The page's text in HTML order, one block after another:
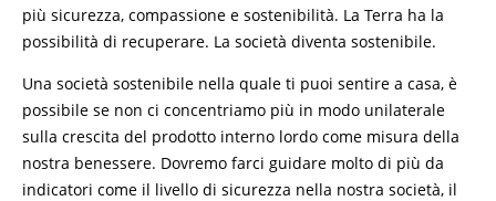
più sicurezza, compassione e sostenibilità. La Terra ha la
possibilità di recuperare. La società diventa sostenibile.
Una società sostenibile nella quale ti puoi sentire a casa, è
possibile se non ci concentriamo più in modo unilaterale
sulla crescita del prodotto interno lordo come misura della
nostra benessere. Dovremo farci guidare molto di più da
indicatori come il livello di sicurezza nella nostra società, il